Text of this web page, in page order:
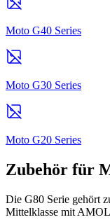
Moto G40 Series
Moto G30 Series
Moto G20 Series
Zubehör für
Die G80 Serie gehört
Mittelklasse mit